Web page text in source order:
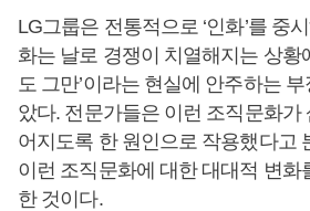
LG그룹은 전통적으로 ‘인화’를 중
화는 날로 경쟁이 치열해지는 상황
도 그만’이라는 현실에 안주하는
았다. 전문가들은 이런 조직문화가
어지도록 한 원인으로 작용했다고
이런 조직문화에 대한 대대적 변화
한 것이다.